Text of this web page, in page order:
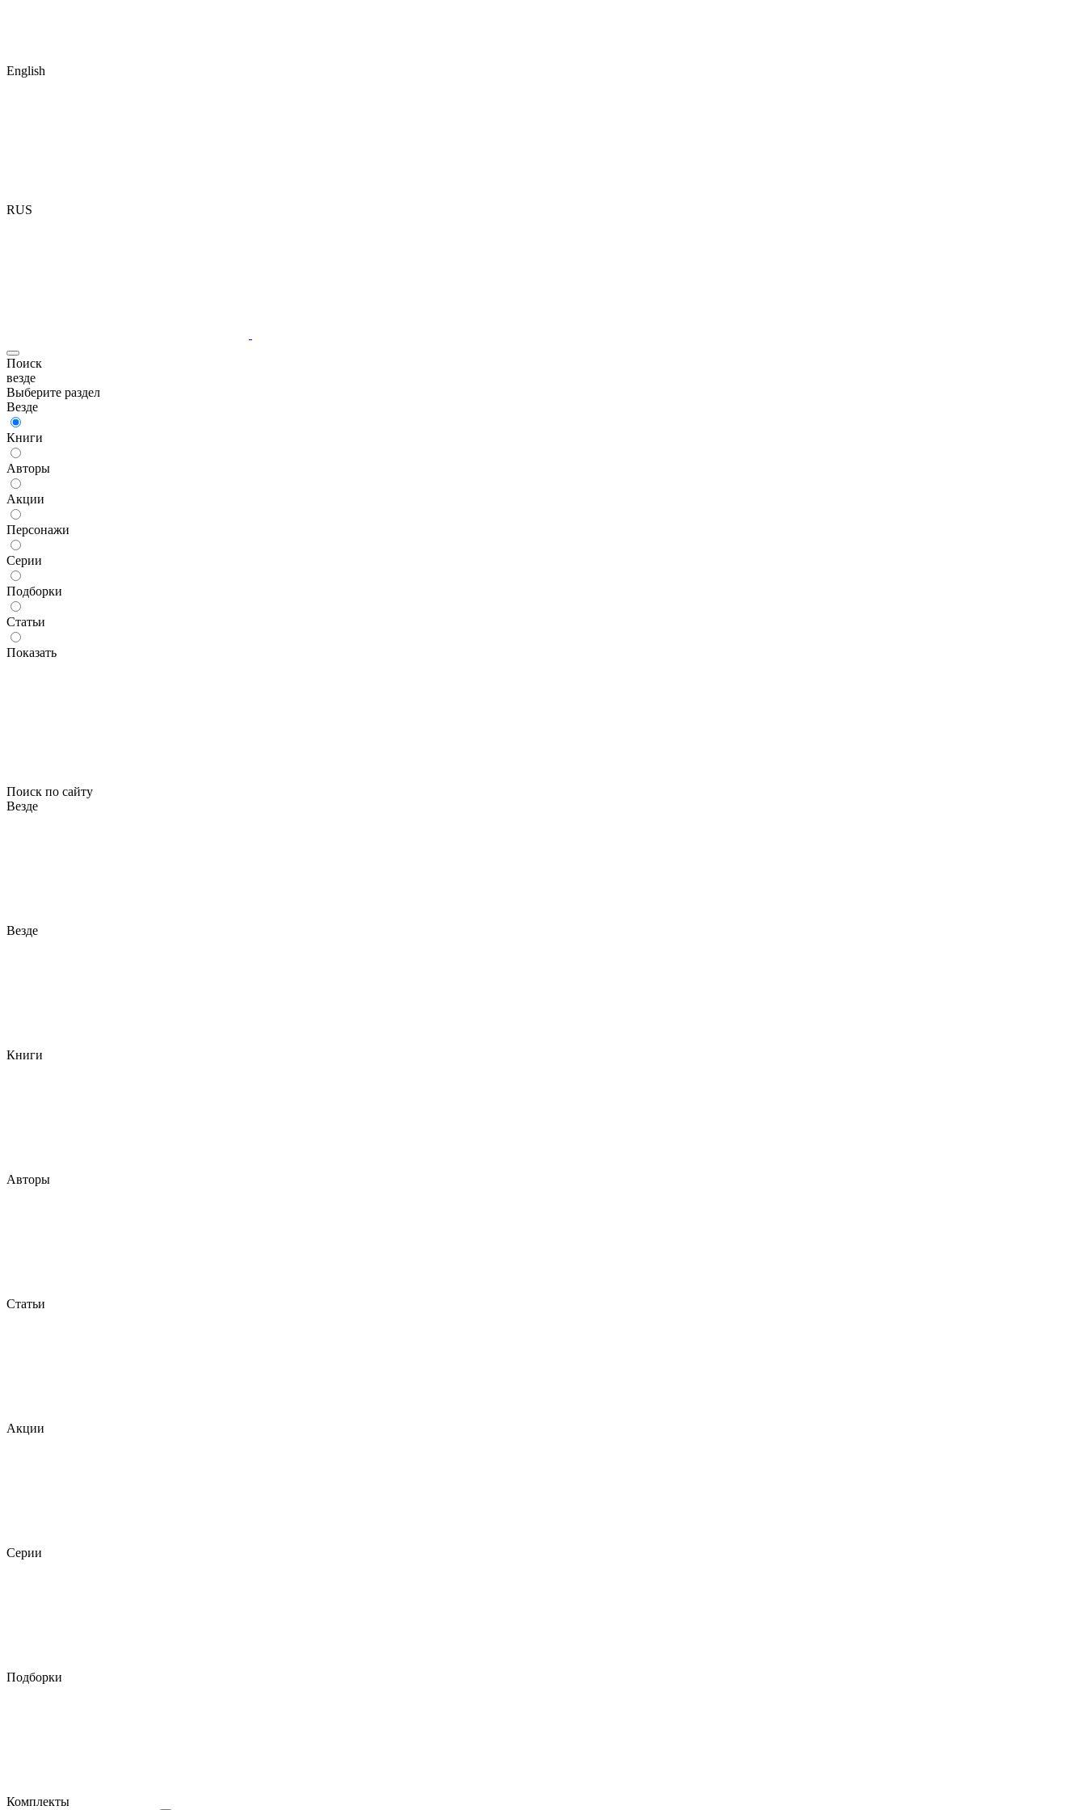
English
RUS
Поиск
везде
Выберите раздел
Везде
Книги
Авторы
Акции
Персонажи
Серии
Подборки
Статьи
Показать
Поиск по сайту
Везде
Везде
Книги
Авторы
Статьи
Акции
Серии
Подборки
Комплекты